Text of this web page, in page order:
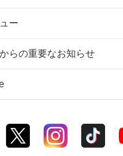
ー
らの重要なお知らせ